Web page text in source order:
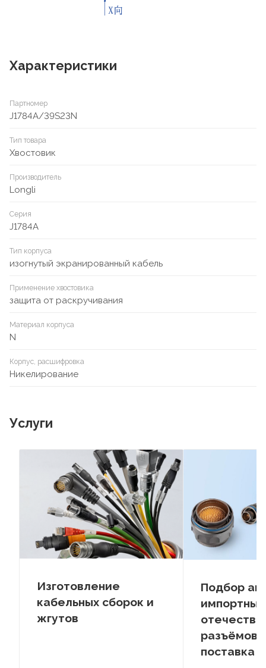
Характеристики
Партномер
J1784A/39S23N
Тип товара
Хвостовик
Производитель
Longli
Серия
J1784A
Тип корпуса
изогнутый экранированный кабель
Применение хвостовика
защита от раскручивания
Материал корпуса
N
Корпус, расшифровка
Никелирование
Услуги
Изготовление
кабельных сборок и
жгутов
Подбор
разъёмов
поставка